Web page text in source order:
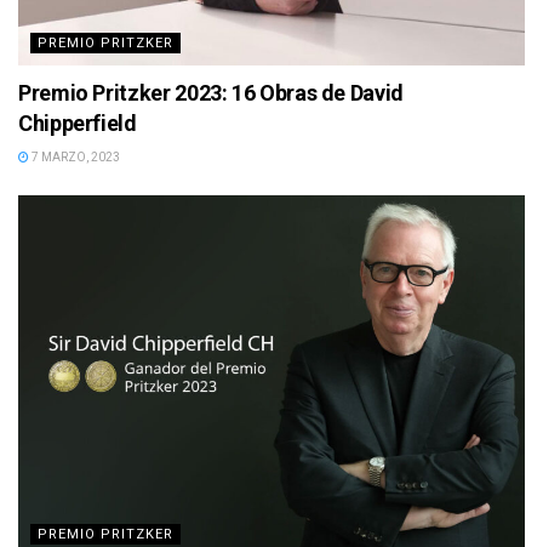
PREMIO PRITZKER
Premio Pritzker 2023: 16 Obras de David
Chipperfield
7 MARZO, 2023
PREMIO PRITZKER